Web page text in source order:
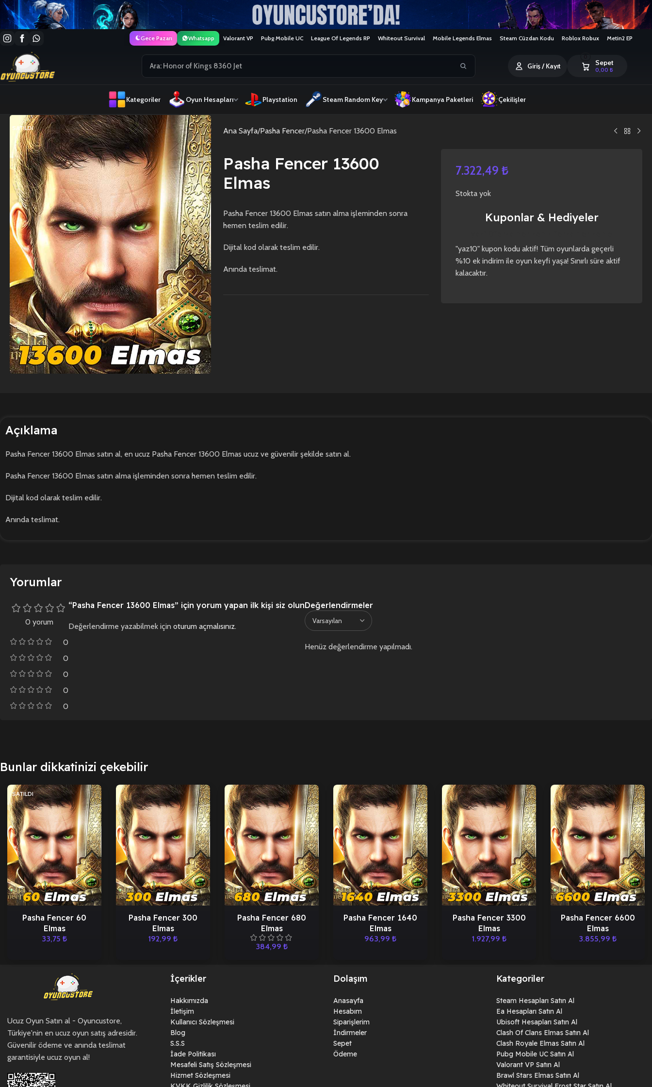
Gece Pazarı Whatsapp Valorant VP Pubg Mobile UC League Of Legends RP Whiteout Survival Mobile Legends Elmas Steam Cüzdan Kodu Roblox Robux Metin2 EP
Giriş / Kayıt Sepet
0,00₺
Kategoriler Oyun Hesapları Playstation Steam Random Key Kampanya Paketleri Çekilişler
SATILDI Ana Sayfa Pasha Fencer Pasha Fencer 13600 Elmas
Pasha Fencer 13600
Elmas
Pasha Fencer 13600 Elmas satın alma işleminden sonra
hemen teslim edilir.
Dijital kod olarak teslim edilir.
Anında teslimat.
7.322,49₺
Stokta yok
Kuponlar & Hediyeler
"yaz10" kupon kodu aktif! Tüm oyunlarda geçerli
%10 ek indirim ile oyun keyfi yaşa! Sınırlı süre aktif
kalacaktır.
Açıklama
Pasha Fencer 13600 Elmas satın al, en ucuz Pasha Fencer 13600 Elmas ucuz ve güvenilir şekilde satın al.
Pasha Fencer 13600 Elmas satın alma işleminden sonra hemen teslim edilir.
Dijital kod olarak teslim edilir.
Anında teslimat.
Yorumlar
0 yorum
0
0
0
0
0
Değerlendirmeler
Henüz değerlendirme yapılmadı.
“Pasha Fencer 13600 Elmas” için yorum yapan ilk kişi siz olun
Değerlendirme yazabilmek için oturum açmalısınız.
Bunlar dikkatinizi çekebilir
SATILDI
Pasha Fencer 60
Elmas
33,75 ₺
Pasha Fencer 300
Elmas
192,99 ₺
Pasha Fencer 680
Elmas
384,99 ₺
Pasha Fencer 1640
Elmas
963,99 ₺
Pasha Fencer 3300
Elmas
1.927,99 ₺
Pasha Fencer 6600
Elmas
3.855,99 ₺
Ucuz Oyun Satın al - Oyuncustore,
Türkiye'nin en ucuz oyun satış adresidir.
Güvenilir ödeme ve anında teslimat
garantisiyle ucuz oyun al!
İçerikler
Hakkımızda
İletişim
Kullanıcı Sözleşmesi
Blog
S.S.S
İade Politikası
Mesafeli Satış Sözleşmesi
Hizmet Sözleşmesi
Dolaşım
Anasayfa
Hesabım
Siparişlerim
İndirmeler
Sepet
Ödeme
Kategoriler
Steam Hesapları Satın Al
Ea Hesapları Satın Al
Ubisoft Hesapları Satın Al
Clash Of Clans Elmas Satın Al
Clash Royale Elmas Satın Al
Pubg Mobile UC Satın Al
Valorant VP Satın Al
Brawl Stars Elmas Satın Al